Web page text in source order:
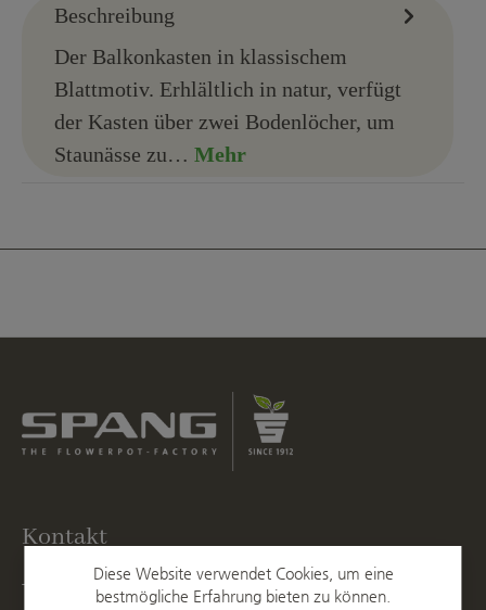
Beschreibung
Der Balkonkasten in klassischem
Blattmotiv. Erhlältlich in natur, verfügt
der Kasten über zwei Bodenlöcher, um
Staunässe zu… Mehr
Kontakt
T
+49 2623 887 0
Diese Website verwendet Cookies, um eine
bestmögliche Erfahrung bieten zu können.